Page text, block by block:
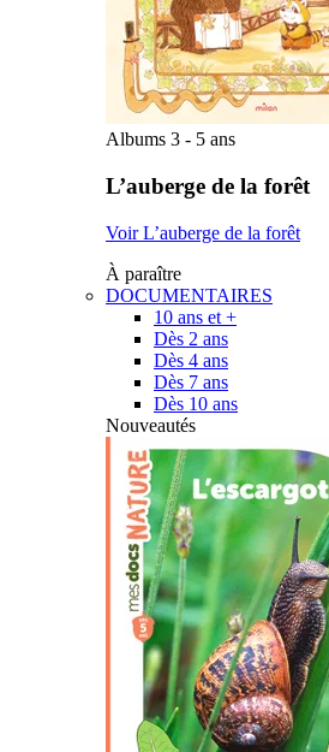
Albums 3 - 5 ans
L’auberge de la forêt
Voir L’auberge de la forêt
À paraître
DOCUMENTAIRES
10 ans et +
Dès 2 ans
Dès 4 ans
Dès 7 ans
Dès 10 ans
Nouveautés